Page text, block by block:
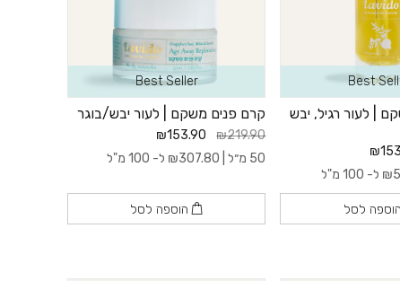
Best
| לעור רגיל, יבש
₪ ל- 100 מ"ל
לסל
Best Seller
קרם פנים משקם | לעור יבש/בוגר
₪219.90
₪153.90
50 מ״ל |
₪307.80 ל- 100 מ"ל
הוספה לסל